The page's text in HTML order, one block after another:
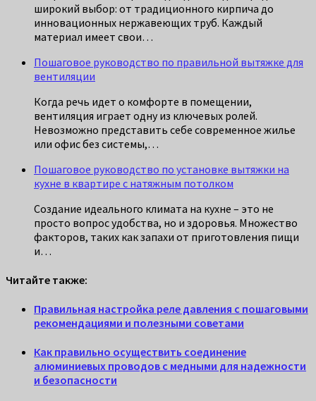
широкий выбор: от традиционного кирпича до
инновационных нержавеющих труб. Каждый
материал имеет свои…
Пошаговое руководство по правильной вытяжке для
вентиляции
Когда речь идет о комфорте в помещении,
вентиляция играет одну из ключевых ролей.
Невозможно представить себе современное жилье
или офис без системы,…
Пошаговое руководство по установке вытяжки на
кухне в квартире с натяжным потолком
Создание идеального климата на кухне – это не
просто вопрос удобства, но и здоровья. Множество
факторов, таких как запахи от приготовления пищи
и…
Читайте также:
Правильная настройка реле давления с пошаговыми
рекомендациями и полезными советами
Как правильно осуществить соединение
алюминиевых проводов с медными для надежности
и безопасности